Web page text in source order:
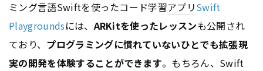
ミング言語Swiftを使ったコード学習アプリSwift
Playgroundsには、ARKitを使ったレッスンも公開され
ており、 プログラミングに慣れていないひとでも拡張現
実の開発を体験することができます。もちろん、Swift